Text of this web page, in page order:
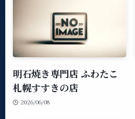
明石焼き専門店 ふわたこ
札幌すすきの店
2026/06/08